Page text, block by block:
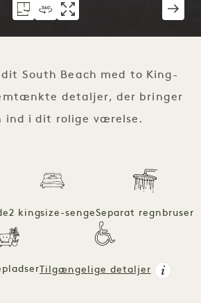
South Beach med to King-
detaljer, der bringer
ind i dit rolige værelse.
2 kingsize-sengeSeparat regnbruser
Tilgængelige detaljer